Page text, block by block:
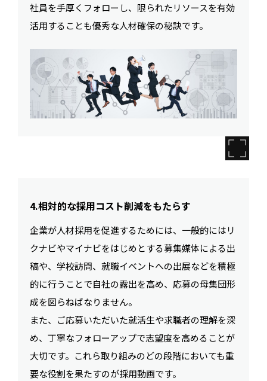
社員を手厚くフォローし、限られたリソースを有効
活用することも優秀な人材確保の秘訣です。
4.相対的な採用コスト削減をもたらす
企業が人材採用を促進するためには、一般的にはリ
クナビやマイナビをはじめとする募集媒体による出
稿や、学校訪問、就職イベントへの出展などを積極
的に行うことで自社の露出を高め、応募の母集団形
成を図らねばなりません。
また、ご応募いただいた就活生や求職者の理解を深
め、丁寧なフォローアップで志望度を高めることが
大切です。これら取り組みのどの段階においても重
要な役割を果たすのが採用動画です。